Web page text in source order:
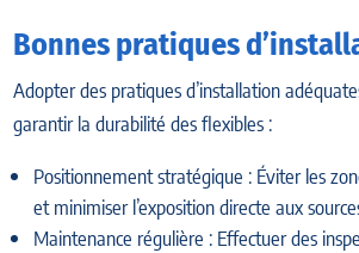
Bonnes pratiques
Adopter des pratiques d’installation
garantir la durabilité des flexibles :
Positionnement stratégique : Éviter les
et minimiser l’exposition directe aux
Maintenance régulière : Effectuer des